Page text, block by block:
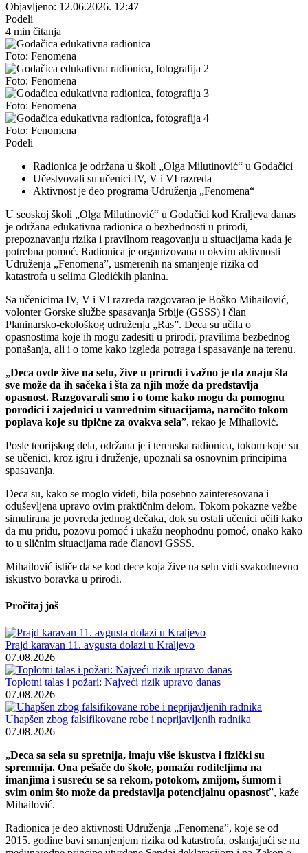
Objavljeno: 12.06.2026. 12:47
Podeli
4 min čitanja
Foto: Fenomena
Foto: Fenomena
Foto: Fenomena
Foto: Fenomena
Podeli
Radionica je održana u školi „Olga Milutinović“ u Godačici
Učestvovali su učenici IV, V i VI razreda
Aktivnost je deo programa Udruženja „Fenomena“
U seoskoj školi „Olga Milutinović“ u Godačici kod Kraljeva danas
je održana edukativna radionica o bezbednosti u prirodi,
prepoznavanju rizika i pravilnom reagovanju u situacijama kada je
potrebna pomoć. Radionica je organizovana u okviru aktivnosti
Udruženja „Fenomena”, usmerenih na smanjenje rizika od
katastrofa u selima Gledićkih planina.
Sa učenicima IV, V i VI razreda razgovarao je Boško Mihailović,
volonter Gorske službe spasavanja Srbije (GSSS) i član
Planinarsko-ekološkog udruženja „Ras”. Deca su učila o
opasnostima koje ih mogu zadesiti u prirodi, pravilima bezbednog
ponašanja, ali i o tome kako izgleda potraga i spasavanje na terenu.
„Deca ovde žive na selu, žive u prirodi i važno je da znaju šta
sve može da ih sačeka i šta za njih može da predstavlja
opasnost. Razgovarali smo i o tome kako mogu da pomognu
porodici i zajednici u vanrednim situacijama, naročito tokom
poplava koje su tipične za ovakva sela”, rekao je Mihailović.
Posle teorijskog dela, održana je i terenska radionica, tokom koje su
se učenici, kroz igru i druženje, upoznali sa osnovnim principima
spasavanja.
Deca su, kako se moglo videti, bila posebno zainteresovana i
oduševljena upravo ovim praktičnim delom. Tokom pokazne vežbe
simulirana je povreda jednog dečaka, dok su ostali učenici učili kako
da mu priđu, pozovu pomoć i ukažu neophodnu pomoć, onako kako
to u sličnim situacijama rade članovi GSSS.
Mihailović ističe da se kod dece koja žive na selu vidi svakodnevno
iskustvo boravka u prirodi.
Pročitaj još
Prajd karavan 11. avgusta dolazi u Kraljevo
07.08.2026
Toplotni talas i požari: Najveći rizik upravo danas
07.08.2026
Uhapšen zbog falsifikovane robe i neprijavljenih radnika
07.08.2026
„Deca sa sela su spretnija, imaju više iskustva i fizički su
spremnija. Ona pešače do škole, pomažu roditeljima na
imanjima i susreću se sa rekom, potokom, zmijom, šumom i
svim onim što može da predstavlja potencijalnu opasnost”, kaže
Mihailović.
Radionica je deo aktivnosti Udruženja „Fenomena”, koje se od
2015. godine bavi smanjenjem rizika od katastrofa, oslanjajući se na